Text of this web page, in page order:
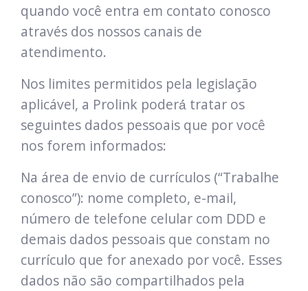
quando você entra em contato conosco
através dos nossos canais de
atendimento.
Nos limites permitidos pela legislação
aplicável, a Prolink poderá́ tratar os
seguintes dados pessoais que por você
nos forem informados:
Na área de envio de currículos (“Trabalhe
conosco”): nome completo, e-mail,
número de telefone celular com DDD e
demais dados pessoais que constam no
currículo que for anexado por você. Esses
dados não são compartilhados pela